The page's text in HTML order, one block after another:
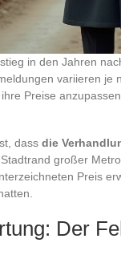
in den Jahren
variieren
Preise
dass die
großer
Preis
Der